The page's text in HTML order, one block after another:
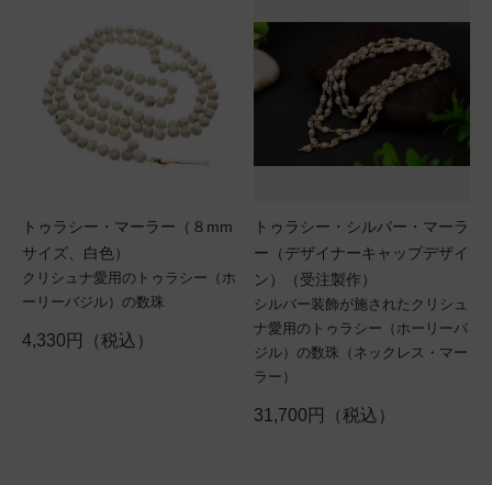
トゥラシー・マーラー（８mm
サイズ、白色）
クリシュナ愛用のトゥラシー（ホ
ーリーバジル）の数珠
4,330円（税込）
トゥラシー・シルバー・マーラ
ー（デザイナーキャップデザイ
ン）（受注製作）
シルバー装飾が施されたクリシュ
ナ愛用のトゥラシー（ホーリーバ
ジル）の数珠（ネックレス・マー
ラー）
31,700円（税込）